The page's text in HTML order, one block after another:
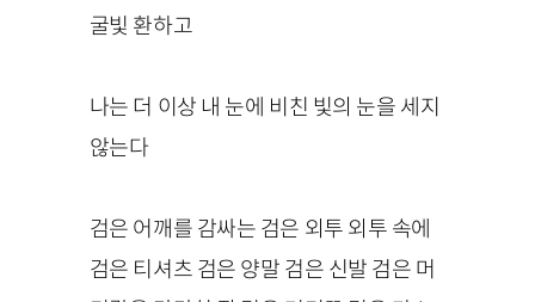
굴빛 환하고
나는 더 이상 내 눈에 비친 빛의 눈을 세지
않는다
검은 어깨를 감싸는 검은 외투 외투 속에
검은 티셔츠 검은 양말 검은 신발 검은 머